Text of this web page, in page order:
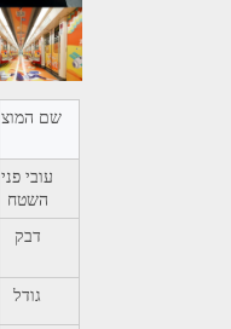
שם המוצר
עובי פני
השטח
דבק
גודל